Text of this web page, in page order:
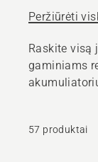
Peržiūrėti
Raskite visą
gaminiams
57 produktai